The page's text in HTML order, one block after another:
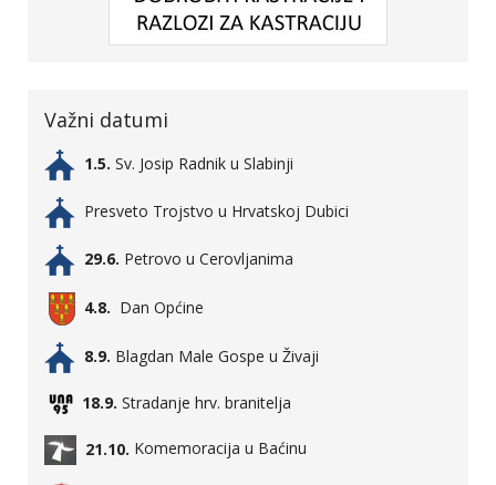
Važni datumi
1.5. Sv. Josip Radnik u Slabinji
Presveto Trojstvo u Hrvatskoj Dubici
29.6. Petrovo u Cerovljanima
4.8. Dan Općine
8.9. Blagdan Male Gospe u Živaji
18.9. Stradanje hrv. branitelja
21.10. Komemoracija u Baćinu